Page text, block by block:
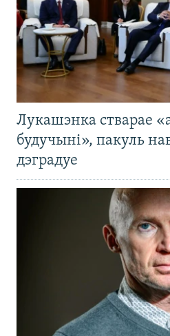
Лукашэнка стварае
будучыні», пакуль
дэградуе